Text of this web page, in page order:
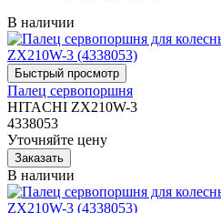
В наличии
Палец сервопоршня
HITACHI ZX210W-3
4338053
Уточняйте цену
В наличии